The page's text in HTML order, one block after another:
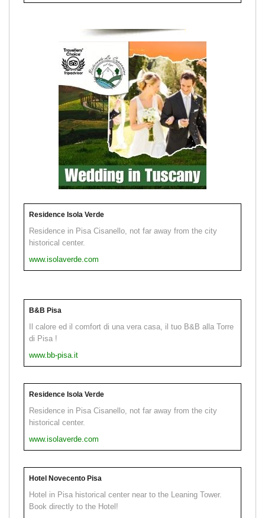
Residence Isola Verde
Residence in Pisa Cisanello, not far away from the city
historical center.
www.isolaverde.com
B&B Pisa
Il calore ed il comfort di una vera casa, il tuo B&B alla Torre
di Pisa !
www.bb-pisa.it
Residence Isola Verde
Residence in Pisa Cisanello, not far away from the city
historical center.
www.isolaverde.com
Hotel Novecento Pisa
Hotel in Pisa historical center near to the Leaning Tower.
Book directly to the Hotel!